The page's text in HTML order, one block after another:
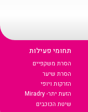
תחומי פעילות
הסרת משקפיים
הסרת שיער
הזרקות ויופי
הזעת יתר- Miradry
שיטת הכוכבים